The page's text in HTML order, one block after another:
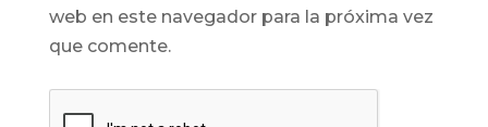
web en este navegador para la próxima vez
que comente.